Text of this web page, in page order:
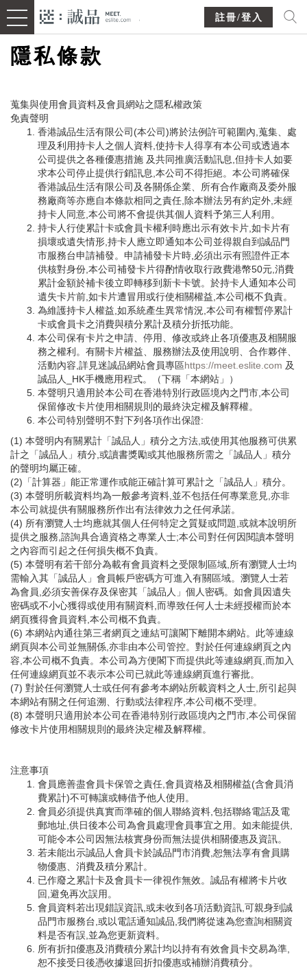
註冊/登入
隱私條款
蒐集與使用會員資料及會員網站之隱私權政策
免責聲明
香港誠品生活有限公司(本公司)將於法例許可範圍內,蒐集、處
理及利用持卡人之個人資料,使持卡人得享有本公司或透過本
公司提供之各種優惠措施 及共同推廣活動訊息,但持卡人如要
求本公司停止提供行銷訊息,本公司不得拒絕。本公司將確保
香港誠品生活有限公司及各關係企業、所有合作廠商及委外服
務廠商等亦應自本條款相同之責任,除本辦法另有約定外,未經
持卡人同意,本公司將不會提供其個人資料予第三人利用。
持卡人行使累計卡或會員卡權利時應出示有效卡片,如卡片有
損壞或遺失情形,持卡人應立即通知本公司並得親自到誠品門
市服務台申請補發。申請補發卡片時,必須出示有照證件正本
供核對身份,本公司補發卡片得酌情收取行政費港幣50元,消費
累計金額於補卡後立即轉移到新卡卡號。於持卡人通知本公司
遺失卡片前,如卡片遭冒用或行使相關權益,本公司概不負責。
為維護持卡人權益,如系統產生異常情況,本公司有權暫停累計
卡或會員卡之消費與積分累計及積分折抵功能。
本公司保有卡片之申請、停用、修改或終止各項優惠及相關服
務之權利。有關卡片權益、服務辦法及使用說明、合作夥伴、
活動內容,詳見迷誠品網站會員專區https://meet.eslite.com 及
誠品人_HK手機應用程式。（下稱「本網站」）
本聲明只適用於本公司在香港特別行政區境內之門市,本公司
保留修改卡片使用相關規則的最終決定權及解釋權。
本公司特別聲明不對下列各項作出保證:
(1) 本聲明内有關累計「誠品人」積分之方法,或使用其他服務可供累
計之「誠品人」積分,或讀書獎勵或其他服務所需之「誠品人」積分
的聲明均屬正確。
(2)「計算器」能正常運作或能正確計算可累計之「誠品人」積分。
(3) 本聲明所載資料均為一般參考資料,並不包括任何專業意見,亦非
本公司就提供有關服務所作出有法律效力之任何承諾。
(4) 所有瀏覽人士均應就其個人任何特定之質疑或問題,或就本說明所
提供之服務,諮詢具合適資格之專業人士;本公司對任何因閱讀本聲明
之內容而引起之任何損失概不負責。
(5) 本聲明有若干部分為載有會員資料之受限制區域,所有瀏覽人士均
需輸入其「誠品人」會員帳戶密碼方可進入有關區域。瀏覽人士若
為會員,必須安善保存及保密其「誠品人」個人密碼。如會員因遺失
密碼或不小心獲得或使用有關資料,而導致任何人士未經授權而於本
網頁獲得會員資料,本公司概不負責。
(6) 本網站內通往第三者網頁之連結可讓閣下離開本網站。此等連線
網頁與本公司並無關係,亦非由本公司管控。對於任何連線網頁之內
容,本公司概不負責。本公司為方便閣下而提供此等連線網頁,而加入
任何連線網頁並不表示本公司已就此等連線網頁進行審批。
(7) 對於任何瀏覽人士或任何有參考本網站所載資料之人士,所引起與
本網站有關之任何追溯、行動或法律程序,本公司概不受理。
(8) 本聲明只適用於本公司在香港特別行政區境內之門市,本公司保留
修改卡片使用相關規則的最終決定權及解釋權。
注意事項
會員應善盡會員卡保管之責任,會員資格及相關權益(含會員消
費累計)不可轉讓或轉借予他人使用。
會員必須提供真實而準確的個人聯絡資料,包括聯絡電話及電
郵地址,供日後本公司為會員處理會員事宜之用。如未能提供,
可能令本公司因無法核實身份而無法提供相關優惠及資訊。
若未能出示誠品人會員卡於誠品門市消費,恕無法享有會員購
物優惠、消費及積分累計。
已作廢之累計卡及會員卡一律視作無效。誠品有權將卡片收
回,避免再次誤用。
會員資料若出現錯誤資訊,或未收到各項活動資訊,可親身到誠
品門市服務台,或以電話通知誠品,我們將從速為您查詢相關資
料是否有誤,並為您更新資料。
所有折扣優惠及消費積分累計均以持有有效會員卡交易為準,
恕不接受日後憑收據退回折扣優惠或補辦消費積分。